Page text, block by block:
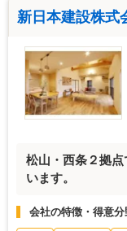
新日本建設株式
松山・西条２拠
います。
会社の特徴・得意分